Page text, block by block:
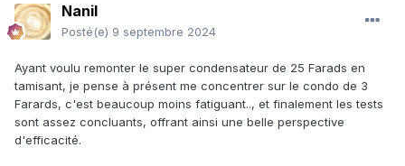
Nanil
Posté(e) 9 septembre 2024
Ayant voulu remonter le super condensateur de 25 Farads en
tamisant, je pense à présent me concentrer sur le condo de 3
Farards, c'est beaucoup moins fatiguant.., et finalement les tests
sont assez concluants, offrant ainsi une belle perspective
d'efficacité.